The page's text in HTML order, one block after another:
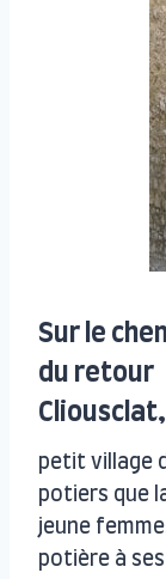
Sur le
du retour
Cliousclat,
petit village
potiers que
jeune
potière à ses